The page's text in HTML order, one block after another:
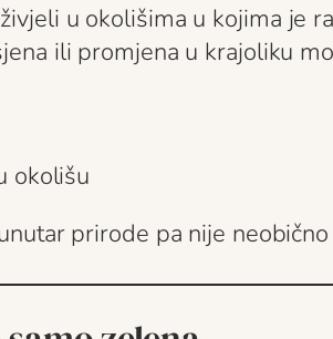
u okolišima u kojima je
ili promjena u krajoliku
okolišu
prirode pa nije